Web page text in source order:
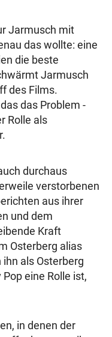
Jarmusch mit
das wollte: eine
die beste
Jarmusch
des Films.
das Problem -
Rolle als
durchaus
verstorbenen
aus ihrer
und dem
Kraft
Osterberg alias
als Osterberg
eine Rolle ist,
in denen der